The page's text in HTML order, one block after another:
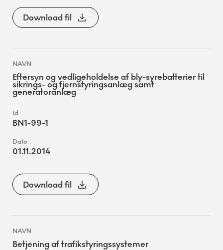
Download fil
Eftersyn og vedligeholdelse af bly-syrebatterier til
sikrings- og fjernstyringsanlæg samt
generatoranlæg
BN1-99-1
01.11.2014
Download fil
Betjening af trafikstyringssystemer